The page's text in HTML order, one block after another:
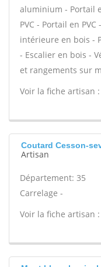
aluminium - Portail
PVC - Portail en
intérieure en bois -
- Escalier en bois -
et rangements sur
Voir la fiche artisan :
Coutard Cesson-
Artisan
Département: 35
Carrelage -
Voir la fiche artisan :